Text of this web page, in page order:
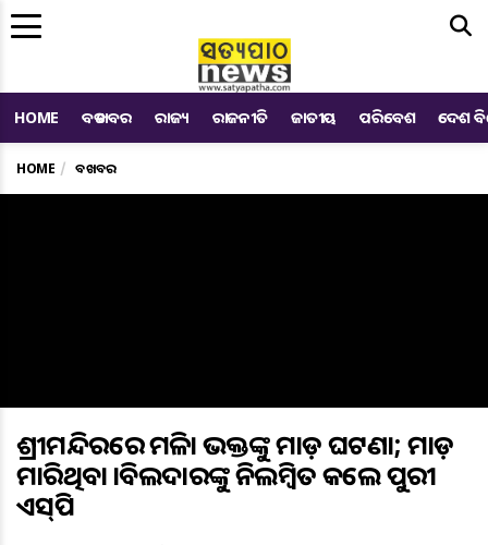
HOME ବଡ ଖବର ରାଜ୍ୟ ରାଜନୀତି ଜାତୀୟ ପରିବେଶ ଦେଶ
HOME ବଡ ଖବର
ଶ୍ରୀମନ୍ଦିରରେ ମହିଳା ଭକ୍ତଙ୍କୁ ମାଡ଼ ଘଟଣା; ମାଡ଼
ମାରିଥିବା ହାବିଲଦାରଙ୍କୁ ନିଲମ୍ବିତ କଲେ ପୁରୀ
ଏସ୍‌ପି